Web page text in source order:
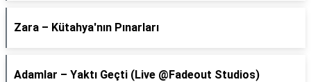
Zara – Kütahya'nın Pınarları
Adamlar – Yaktı Geçti (Live @Fadeout Studios)